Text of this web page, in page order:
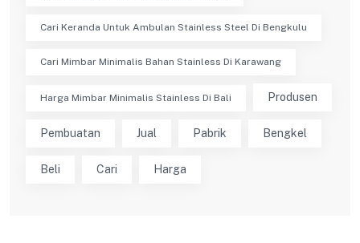
Cari Keranda Untuk Ambulan Stainless Steel Di Bengkulu
Cari Mimbar Minimalis Bahan Stainless Di Karawang
Harga Mimbar Minimalis Stainless Di Bali Produsen
Pembuatan Jual Pabrik Bengkel
Beli Cari Harga